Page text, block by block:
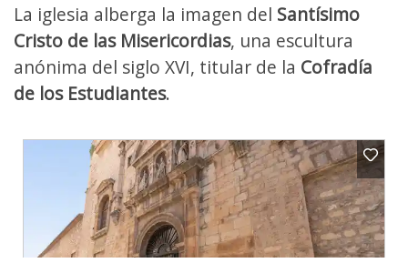
La iglesia alberga la imagen del Santísimo
Cristo de las Misericordias, una escultura
anónima del siglo XVI, titular de la Cofradía
de los Estudiantes.